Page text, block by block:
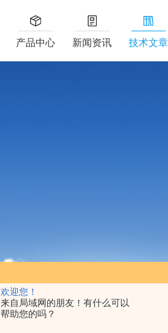
欢迎您！
来自局域网的朋友！有什么可以
帮助您的吗？
产品中心 新闻资讯 技术文章